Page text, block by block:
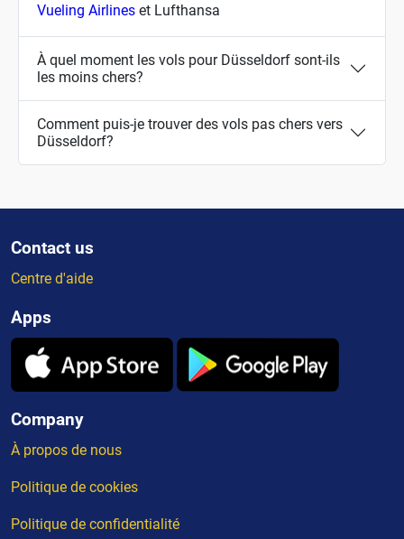
Vueling Airlines et Lufthansa
À quel moment les vols pour Düsseldorf sont-ils
les moins chers?
Comment puis-je trouver des vols pas chers vers
Düsseldorf?
Contact us
Centre d'aide
Apps
Company
À propos de nous
Politique de cookies
Politique de confidentialité